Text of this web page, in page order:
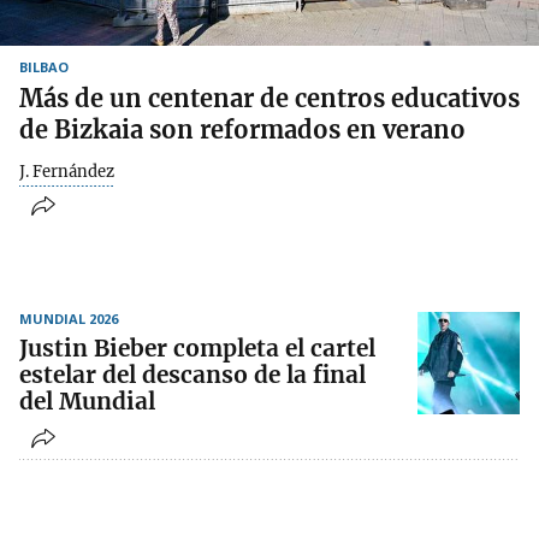
BILBAO
Más de un centenar de centros educativos
de Bizkaia son reformados en verano
J. Fernández
MUNDIAL 2026
Justin Bieber completa el cartel
estelar del descanso de la final
del Mundial